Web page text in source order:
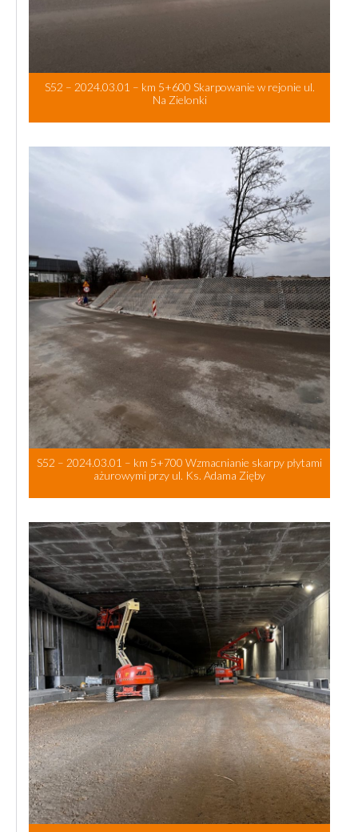
S52 – 2024.03.01 – km 5+600 Skarpowanie w rejonie ul.
Na Zielonki
S52 – 2024.03.01 – km 5+700 Wzmacnianie skarpy płytami
ażurowymi przy ul. Ks. Adama Zięby